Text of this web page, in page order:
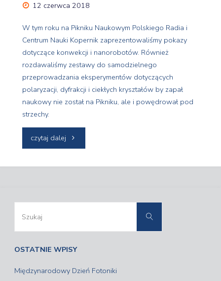
12 czerwca 2018
W tym roku na Pikniku Naukowym Polskiego Radia i
Centrum Nauki Kopernik zaprezentowaliśmy pokazy
dotyczące konwekcji i nanorobotów. Również
rozdawaliśmy zestawy do samodzielnego
przeprowadzania eksperymentów dotyczących
polaryzacji, dyfrakcji i ciekłych kryształów by zapał
naukowy nie został na Pikniku, ale i powędrował pod
strzechy.
czytaj dalej "Piknik
Szukaj
OSTATNIE WPISY
Międzynarodowy Dzień Fotoniki